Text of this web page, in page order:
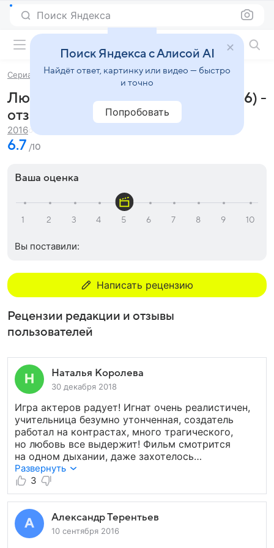
Поиск Яндекса
Сериалы Любимая учительница
Любимая учительница (сериал 2016) -
отзывы и рецензии
2016
6.7 /10
Ваша оценка
Вы поставили:
Написать рецензию
Рецензии редакции и отзывы
пользователей
Наталья Королева
30 декабря 2018
Игра актеров радует! Игнат очень реалистичен,
учительница безумно утонченная, создатель
работал на контрастах, много трагического,
но любовь все выдержит! Фильм смотрится
на одном дыхании, даже захотелось
продолжения, только его не будет,
да и красивую чистую любовь режиссер уже
показал! Всем приятного просмотра.
Развернуть
3
Александр Терентьев
10 сентября 2016
Поиск Яндекса с Алисой AI
Найдёт ответ, картинку или видео — быстро
и точно
Попробовать